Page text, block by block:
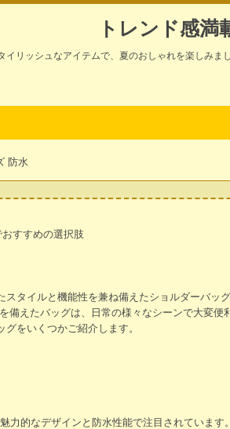
トレンド感
リッシュなアイテムで、夏のおしゃれを楽しみ
防水
すすめの選択肢
タイルと機能性を兼ね備えたショルダーバッ
備えたバッグは、日常の様々なシーンで大変
をいくつかご紹介します。
力的なデザインと防水性能で注目されていま